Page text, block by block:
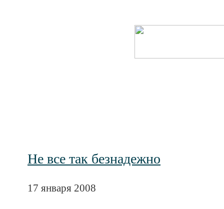
Не все так безнадежно
17 января 2008